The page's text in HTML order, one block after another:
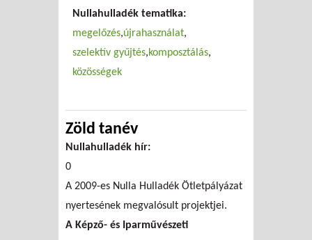
Nullahulladék tematika:
megelőzés újrahasználat
szelektív gyűjtés komposztálás
közösségek
Zöld tanév
Nullahulladék hír:
0
A 2009-es Nulla Hulladék Ötletpályázat
nyertesének megvalósult projektjei.
A Képző- és Iparművészeti